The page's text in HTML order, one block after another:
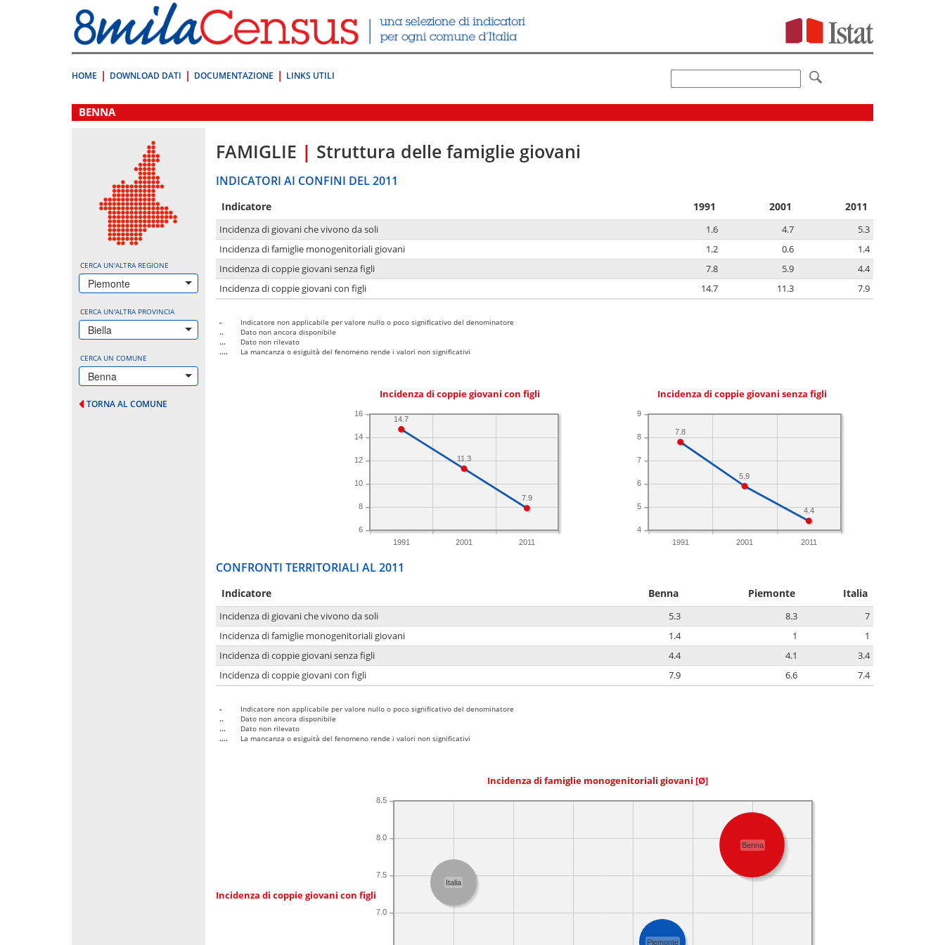
direttamente
a:
Contenuto
HOME DOWNLOAD DATI DOCUMENTAZIONE LINKS UTILI
.
BENNA
CERCA UN'ALTRA REGIONE
Piemonte
CERCA UN'ALTRA PROVINCIA
Biella
CERCA UN COMUNE
Benna
TORNA AL COMUNE
FAMIGLIE | Struttura delle famiglie giovani
INDICATORI AI CONFINI DEL 2011
Indicatore 1991 2001 2011
Incidenza di giovani che vivono da soli 1.6 4.7
5.3
Incidenza di famiglie monogenitoriali giovani
1.2 0.6
1.4
Incidenza di coppie giovani senza figli
7.8 5.9
4.4
Incidenza di coppie giovani con figli
14.7 11.3 7.9
-
Indicatore non applicabile per valore nullo o poco significativo del denominatore
..
Dato non ancora disponibile
...
Dato non rilevato
....
La mancanza o esiguità del fenomeno rende i valori non significativi
Incidenza di coppie giovani con figli
1991 2001 2011
6
8
10
12
14
16
7.9
11.3
14.7
Incidenza di coppie giovani senza figli
1991 2001 2011
4
5
6
7
8
9
4.4
5.9
7.8
CONFRONTI TERRITORIALI AL 2011
Indicatore Benna Piemonte Italia
Incidenza di giovani che vivono da soli 5.3 8.3
7
Incidenza di famiglie monogenitoriali giovani
1.4 1
1
Incidenza di coppie giovani senza figli
4.4 4.1
3.4
Incidenza di coppie giovani con figli
7.9 6.6 7.4
-
Indicatore non applicabile per valore nullo o poco significativo del denominatore
..
Dato non ancora disponibile
...
Dato non rilevato
....
La mancanza o esiguità del fenomeno rende i valori non significativi
Incidenza di famiglie monogenitoriali giovani [Ø]
Incidenza di coppie giovani con figli
7.0
7.5
8.0
8.5
Benna
Piemonte
Italia